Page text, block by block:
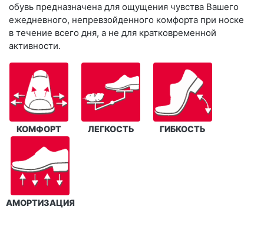
обувь предназначена для ощущения чувства Вашего
ежедневного, непревзойденного комфорта при носке
в течение всего дня, а не для кратковременной
активности.
КОМФОРТ ЛЕГКОСТЬ ГИБКОСТЬ
АМОРТИЗАЦИЯ